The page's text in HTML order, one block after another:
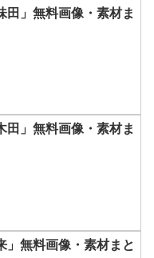
田」無料画像・素材ま
田」無料画像・素材ま
」無料画像・素材まと